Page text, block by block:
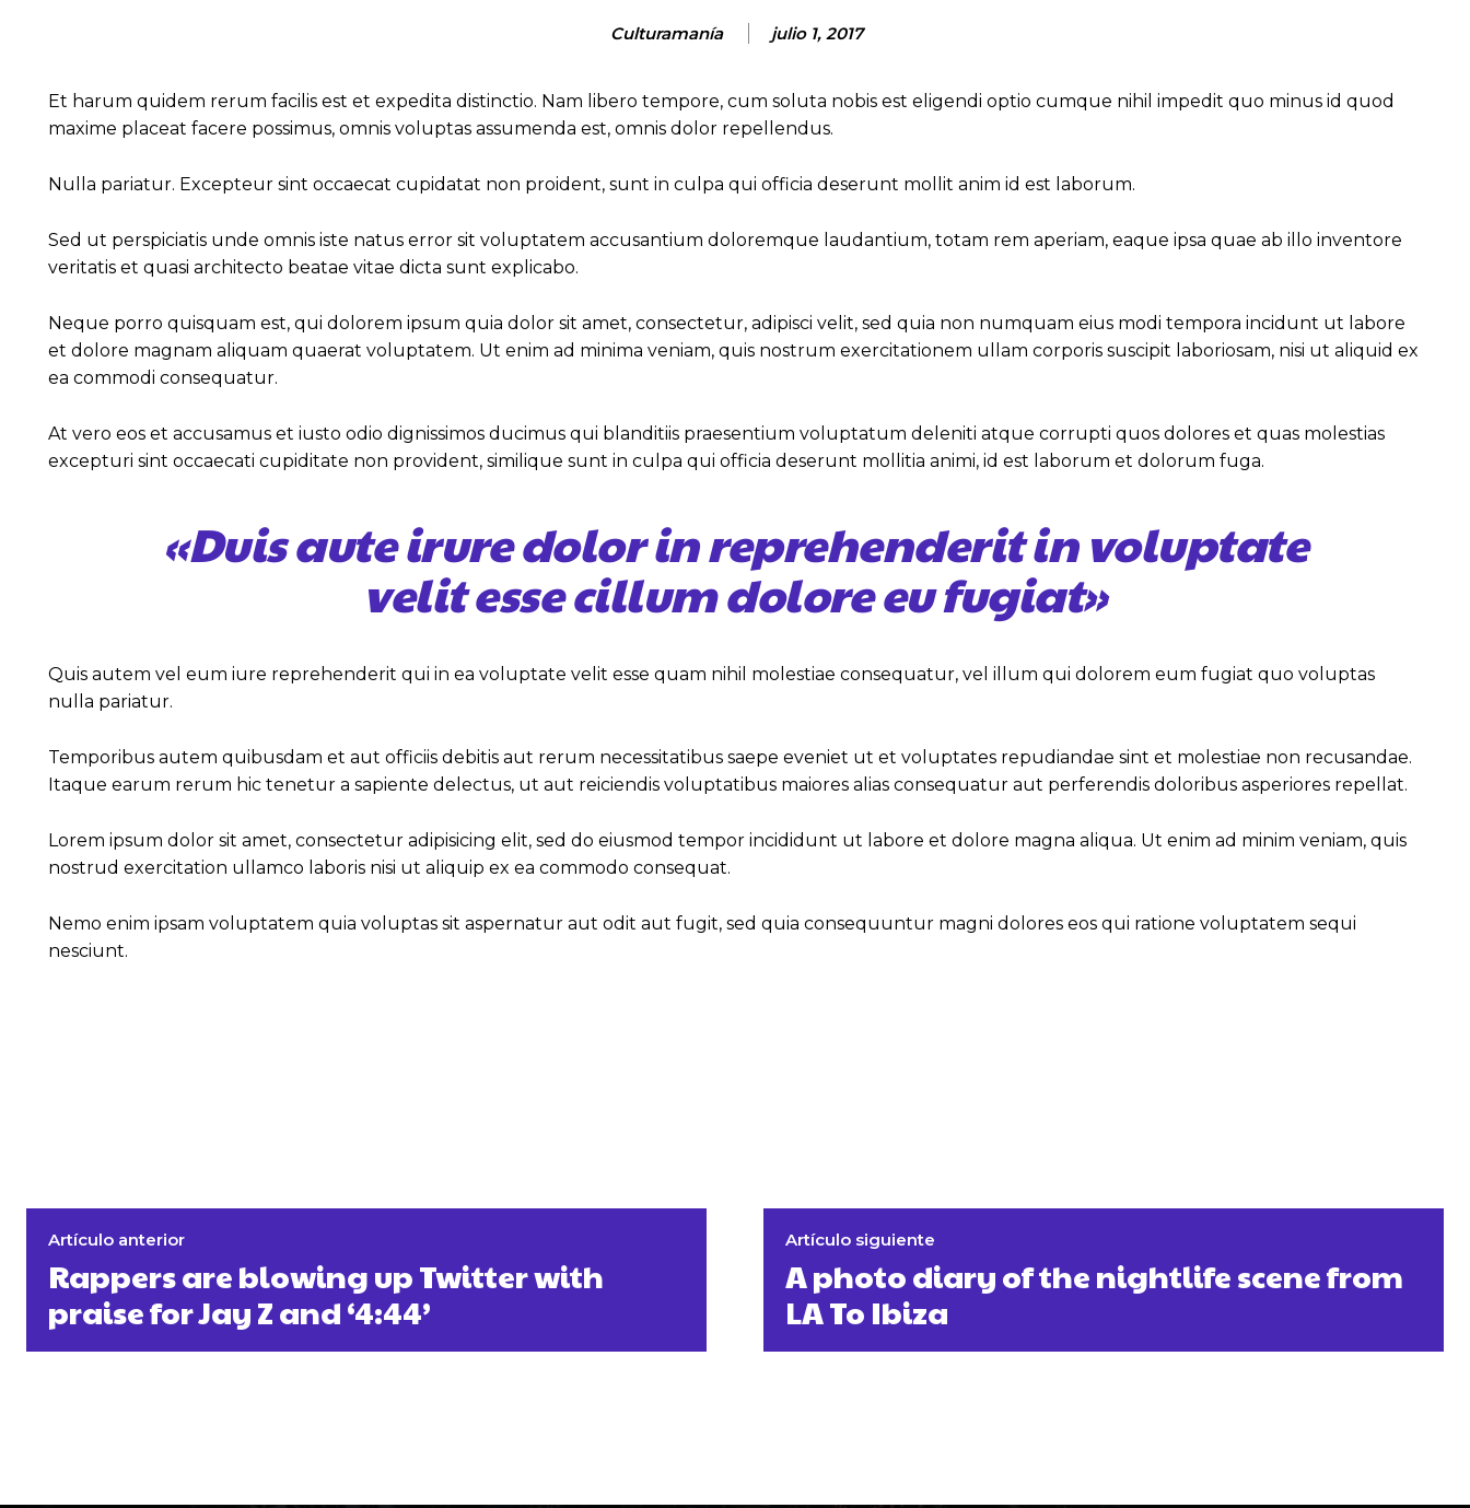
Culturamanía julio 1, 2017
Et harum quidem rerum facilis est et expedita distinctio. Nam libero tempore, cum soluta nobis est eligendi optio cumque nihil impedit quo minus id quod
maxime placeat facere possimus, omnis voluptas assumenda est, omnis dolor repellendus.
Nulla pariatur. Excepteur sint occaecat cupidatat non proident, sunt in culpa qui officia deserunt mollit anim id est laborum.
Sed ut perspiciatis unde omnis iste natus error sit voluptatem accusantium doloremque laudantium, totam rem aperiam, eaque ipsa quae ab illo inventore
veritatis et quasi architecto beatae vitae dicta sunt explicabo.
Neque porro quisquam est, qui dolorem ipsum quia dolor sit amet, consectetur, adipisci velit, sed quia non numquam eius modi tempora incidunt ut labore
et dolore magnam aliquam quaerat voluptatem. Ut enim ad minima veniam, quis nostrum exercitationem ullam corporis suscipit laboriosam, nisi ut aliquid ex
ea commodi consequatur.
At vero eos et accusamus et iusto odio dignissimos ducimus qui blanditiis praesentium voluptatum deleniti atque corrupti quos dolores et quas molestias
excepturi sint occaecati cupiditate non provident, similique sunt in culpa qui officia deserunt mollitia animi, id est laborum et dolorum fuga.
«Duis aute irure dolor in reprehenderit in voluptate
velit esse cillum dolore eu fugiat»
Quis autem vel eum iure reprehenderit qui in ea voluptate velit esse quam nihil molestiae consequatur, vel illum qui dolorem eum fugiat quo voluptas
nulla pariatur.
Temporibus autem quibusdam et aut officiis debitis aut rerum necessitatibus saepe eveniet ut et voluptates repudiandae sint et molestiae non recusandae.
Itaque earum rerum hic tenetur a sapiente delectus, ut aut reiciendis voluptatibus maiores alias consequatur aut perferendis doloribus asperiores repellat.
Lorem ipsum dolor sit amet, consectetur adipisicing elit, sed do eiusmod tempor incididunt ut labore et dolore magna aliqua. Ut enim ad minim veniam, quis
nostrud exercitation ullamco laboris nisi ut aliquip ex ea commodo consequat.
Nemo enim ipsam voluptatem quia voluptas sit aspernatur aut odit aut fugit, sed quia consequuntur magni dolores eos qui ratione voluptatem sequi
nesciunt.
Artículo anterior
Rappers are blowing up Twitter with
praise for Jay Z and ‘4:44’
Artículo siguiente
A photo diary of the nightlife scene from
LA To Ibiza